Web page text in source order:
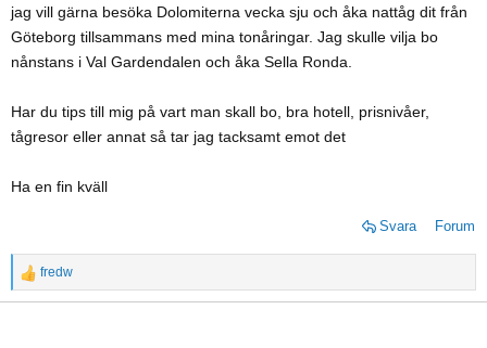
jag vill gärna besöka Dolomiterna vecka sju och åka nattåg dit från
Göteborg tillsammans med mina tonåringar. Jag skulle vilja bo
nånstans i Val Gardendalen och åka Sella Ronda.
Har du tips till mig på vart man skall bo, bra hotell, prisnivåer,
tågresor eller annat så tar jag tacksamt emot det
Ha en fin kväll
Svara Forum
R
e
fredw